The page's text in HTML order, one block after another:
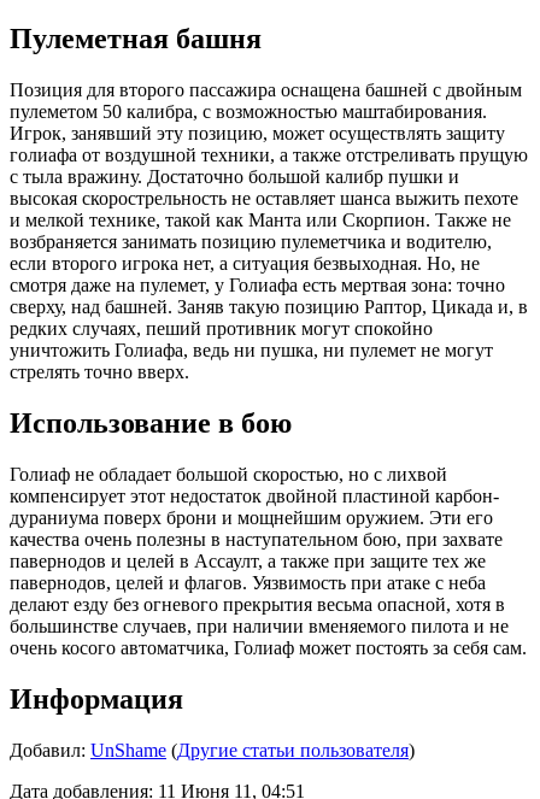
Пулеметная башня
Позиция для второго пассажира оснащена башней с двойным
пулеметом 50 калибра, с возможностью маштабирования.
Игрок, занявший эту позицию, может осуществлять защиту
голиафа от воздушной техники, а также отстреливать прущую
с тыла вражину. Достаточно большой калибр пушки и
высокая скорострельность не оставляет шанса выжить пехоте
и мелкой технике, такой как Манта или Скорпион. Также не
возбраняется занимать позицию пулеметчика и водителю,
если второго игрока нет, а ситуация безвыходная. Но, не
смотря даже на пулемет, у Голиафа есть мертвая зона: точно
сверху, над башней. Заняв такую позицию Раптор, Цикада и, в
редких случаях, пеший противник могут спокойно
уничтожить Голиафа, ведь ни пушка, ни пулемет не могут
стрелять точно вверх.
Использование в бою
Голиаф не обладает большой скоростью, но с лихвой
компенсирует этот недостаток двойной пластиной карбон-
дураниума поверх брони и мощнейшим оружием. Эти его
качества очень полезны в наступательном бою, при захвате
павернодов и целей в Ассаулт, а также при защите тех же
павернодов, целей и флагов. Уязвимость при атаке с неба
делают езду без огневого прекрытия весьма опасной, хотя в
большинстве случаев, при наличии вменяемого пилота и не
очень косого автоматчика, Голиаф может постоять за себя сам.
Информация
Добавил: UnShame (Другие статьи пользователя)
Дата добавления: 11 Июня 11, 04:51